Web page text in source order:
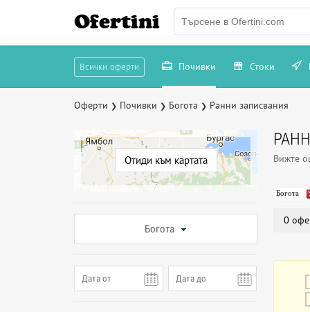
Ofertini
Всички оферти Почивки Стоки
Оферти ❯ Почивки ❯ Богота ❯ Ранни записвания
Отиди към картата
Богота
Вижте
Богота
0